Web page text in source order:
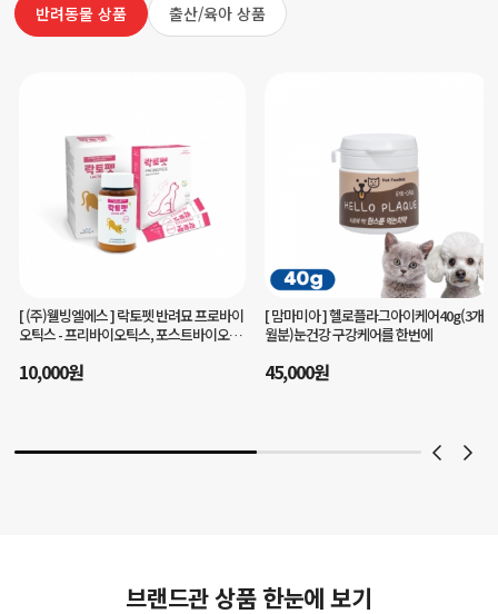
반려동물 상품
출산/육아 상품
[ 맘마미아 ]헬로플라그아이케어40g(3개
월분)눈건강 구강케어를 한번에
45,000원
[ 주식회사 유니콘 ]챔프로 말티즈 전용 강
아지 영양제 1~3단계 맞춤형
35,000원
% 25,000
브랜드관 상품 한눈에 보기